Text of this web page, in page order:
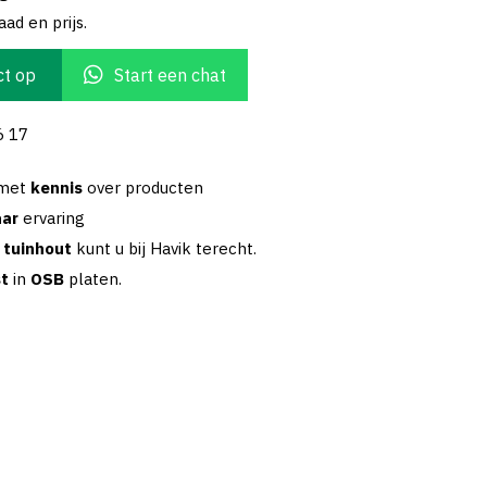
en prijs.
op Start een chat
17
kennis over producten
ervaring
tuinhout kunt u bij Havik terecht.
in OSB platen.